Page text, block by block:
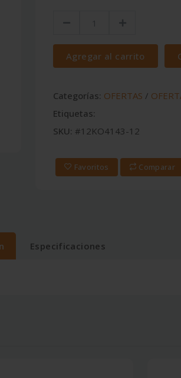
Agregar al carrito
Categorías: OFERTAS /
Etiquetas:
SKU: #12KO4143-12
Favoritos Comparar
Especificaciones